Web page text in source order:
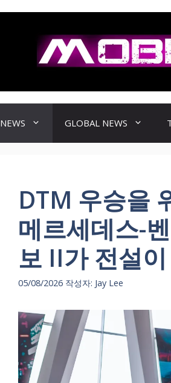
NEWS GLOBAL NEWS
DTM 우승을
메르세데스-
보 II가 전설
05/08/2026 작성자: Jay Lee